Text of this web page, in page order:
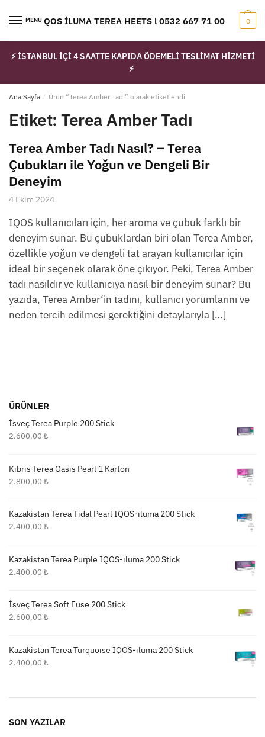
MENUIQOS İLUMA TEREA HEETS l 0532 667 71 00 0
⚡ İSTANBUL İÇİ 4 SAATTE KAPIDA ÖDEMELİ TESLİMAT HİZMETİ
⚡
Ana Sayfa / Ürün “Terea Amber Tadı” olarak etiketlendi
Etiket: Terea Amber Tadı
Terea Amber Tadı Nasıl? – Terea
Çubukları ile Yoğun ve Dengeli Bir
Deneyim
4 Ekim 2024
IQOS kullanıcıları için, her aroma ve çubuk farklı bir
deneyim sunar. Bu çubuklardan biri olan Terea Amber,
özellikle yoğun ve dengeli tat arayan kullanıcılar için
ideal bir seçenek olarak öne çıkıyor. Peki, Terea Amber
tadı nasıldır ve kullanıcıya nasıl bir deneyim sunar? Bu
yazıda, Terea Amber‘in tadını, kullanıcı yorumlarını ve
neden tercih edilmesi gerektiğini detaylarıyla […]
ÜRÜNLER
İsveç Terea Purple 200 Stick
2.600,00 ₺
Kıbrıs Terea Oasis Pearl 1 Karton
2.800,00 ₺
Kazakistan Terea Tidal Pearl IQOS-ıluma 200 Stick
2.400,00 ₺
Kazakistan Terea Purple IQOS-ıluma 200 Stick
2.400,00 ₺
İsveç Terea Soft Fuse 200 Stick
2.600,00 ₺
Kazakistan Terea Turquoıse IQOS-ıluma 200 Stick
2.400,00 ₺
SON YAZILAR